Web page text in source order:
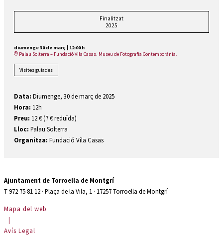
Finalitzat
2025
diumenge 30 de març
12:00 h
Palau Solterra – Fundació Vila Casas. Museu de Fotografia Contemporània.
Visites guiades
Data: Diumenge, 30 de març de 2025
Hora: 12h
Preu: 12 € (7 € reduïda)
Lloc: Palau Solterra
Organitza: Fundació Vila Casas
Ajuntament de Torroella de Montgrí
T 972 75 81 12 · Plaça de la Vila, 1 · 17257 Torroella de Montgrí
Mapa del web
|
Avís Legal